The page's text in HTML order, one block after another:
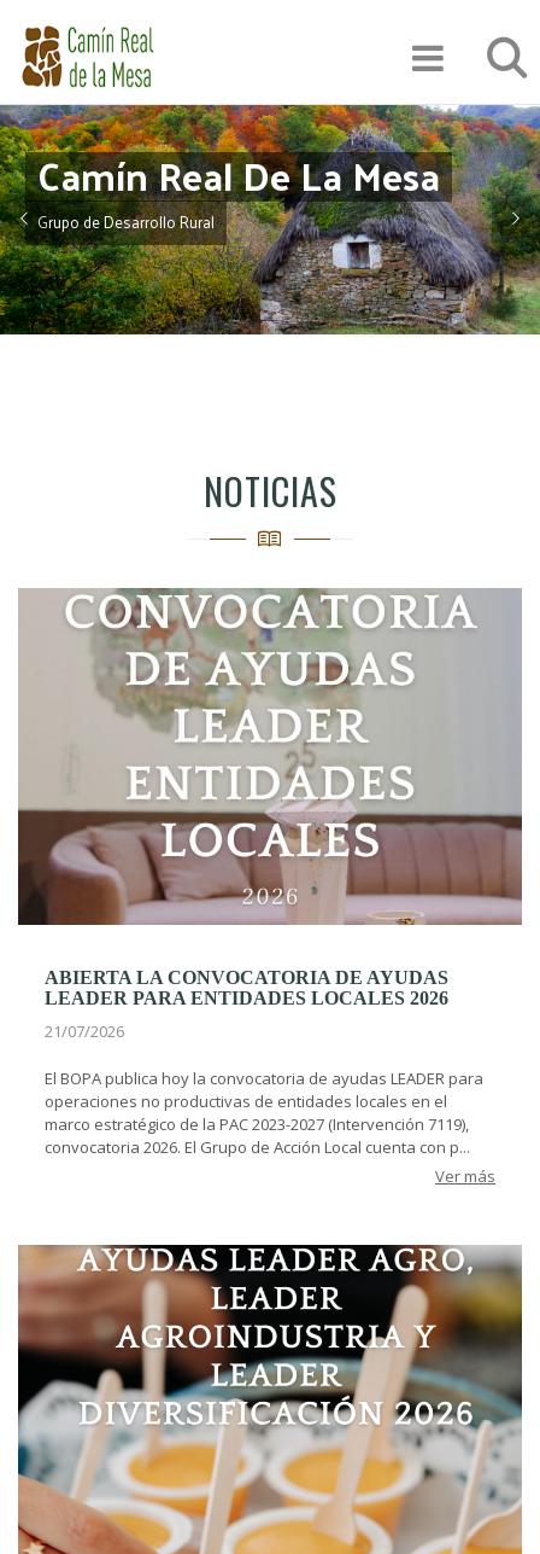
contenido
principal
Grupo de Desarrollo Rural
Camín Real De La Mesa
NOTICIAS
ABIERTA LA CONVOCATORIA DE AYUDAS
LEADER PARA ENTIDADES LOCALES 2026
21/07/2026
El BOPA publica hoy la convocatoria de ayudas LEADER para
operaciones no productivas de entidades locales en el
marco estratégico de la PAC 2023-2027 (Intervención 7119),
convocatoria 2026. El Grupo de Acción Local cuenta con p...
Ver más